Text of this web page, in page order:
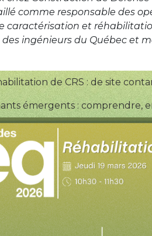
comme responsable des
caractérisation et
des ingénieurs du Québec et
de CRS : de site
émergents : comprendre,